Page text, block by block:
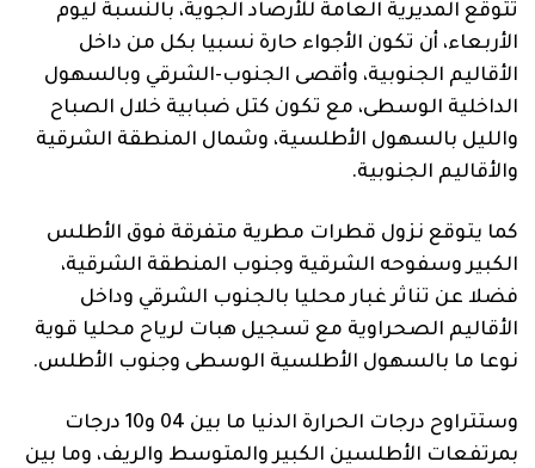
فنية
منوعة
آراء
تتوقع المديرية العامة للأرصاد الجوية، بالنسبة ليوم
الأربعاء، أن تكون الأجواء حارة نسبيا بكل من داخل
الأقاليم الجنوبية، وأقصى الجنوب-الشرقي وبالسهول
الداخلية الوسطى، مع تكون كتل ضبابية خلال الصباح
والليل بالسهول الأطلسية، وشمال المنطقة الشرقية
والأقاليم الجنوبية.
كما يتوقع نزول قطرات مطرية متفرقة فوق الأطلس
الكبير وسفوحه الشرقية وجنوب المنطقة الشرقية،
فضلا عن تناثر غبار محليا بالجنوب الشرقي وداخل
الأقاليم الصحراوية مع تسجيل هبات لرياح محليا قوية
نوعا ما بالسهول الأطلسية الوسطى وجنوب الأطلس.
وستتراوح درجات الحرارة الدنيا ما بين 04 و10 درجات
بمرتفعات الأطلسين الكبير والمتوسط والريف، وما بين